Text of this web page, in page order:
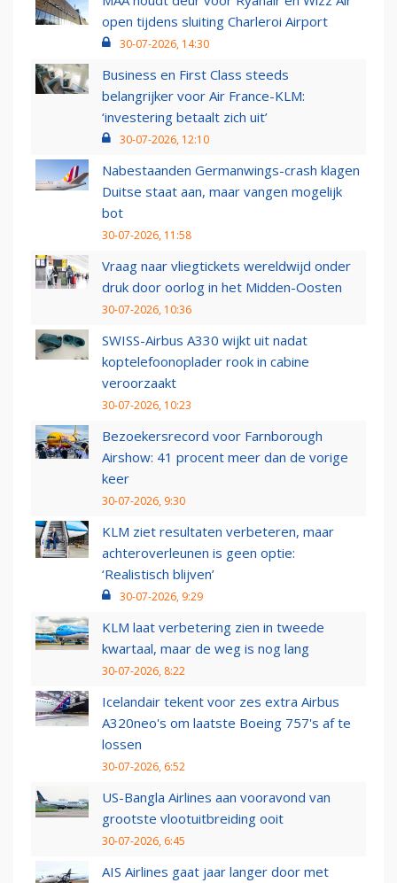
open tijdens sluiting Charleroi Airport
30-07-2026, 14:30
Business en First Class steeds
belangrijker voor Air France-KLM:
‘investering betaalt zich uit’
30-07-2026, 12:10
Nabestaanden Germanwings-crash klagen
Duitse staat aan, maar vangen mogelijk
bot
30-07-2026, 11:58
Vraag naar vliegtickets wereldwijd onder
druk door oorlog in het Midden-Oosten
30-07-2026, 10:36
SWISS-Airbus A330 wijkt uit nadat
koptelefoonoplader rook in cabine
veroorzaakt
30-07-2026, 10:23
Bezoekersrecord voor Farnborough
Airshow: 41 procent meer dan de vorige
keer
30-07-2026, 9:30
KLM ziet resultaten verbeteren, maar
achteroverleunen is geen optie:
‘Realistisch blijven’
30-07-2026, 9:29
KLM laat verbetering zien in tweede
kwartaal, maar de weg is nog lang
30-07-2026, 8:22
Icelandair tekent voor zes extra Airbus
A320neo's om laatste Boeing 757's af te
lossen
30-07-2026, 6:52
US-Bangla Airlines aan vooravond van
grootste vlootuitbreiding ooit
30-07-2026, 6:45
AIS Airlines gaat jaar langer door met